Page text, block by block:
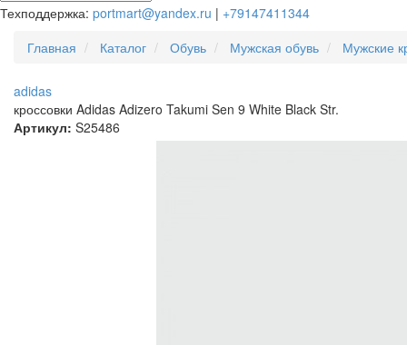
Техподдержка: portmart@yandex.ru | +79147411344
Главная
Каталог Обувь Мужская обувь Мужские
adidas
кроссовки Adidas Adizero Takumi Sen 9 White Black Str.
Артикул: S25486